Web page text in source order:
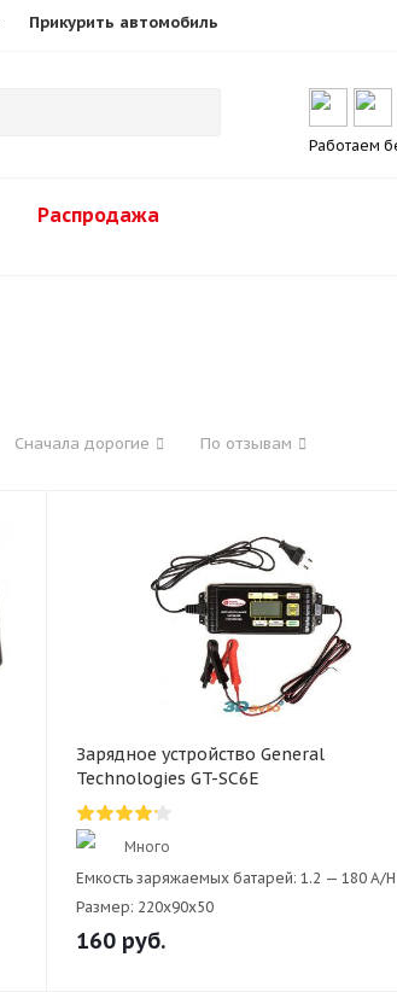
Прикурить автомобиль
Работаем
Распродажа
Сначала дорогие По отзывам
Зарядное устройство General
Technologies GT-SC6E
Много
Емкость заряжаемых батарей: 1.2 — 180 A/H
Размер: 220х90x50
160 руб.